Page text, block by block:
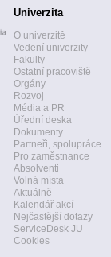
Univerzita
O univerzitě
Vedení univerzity
Fakulty
Ostatní pracoviště
Orgány
Rozvoj
Média a PR
Úřední deska
Dokumenty
Partneři, spolupráce
Pro zaměstnance
Absolventi
Volná místa
Aktuálně
Kalendář akcí
Nejčastější dotazy
ServiceDesk JU
Cookies